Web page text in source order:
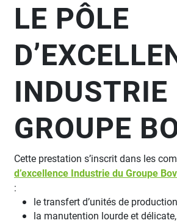
LE PÔLE
INDUSTRIE
GROUPE
Cette prestation s’inscrit dans les
d’excellence Industrie du Groupe
:
le transfert d’unités de
la manutention lourde et délicate,